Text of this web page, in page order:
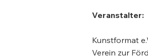
Veranstalter:
Kunstformat
Verein zur